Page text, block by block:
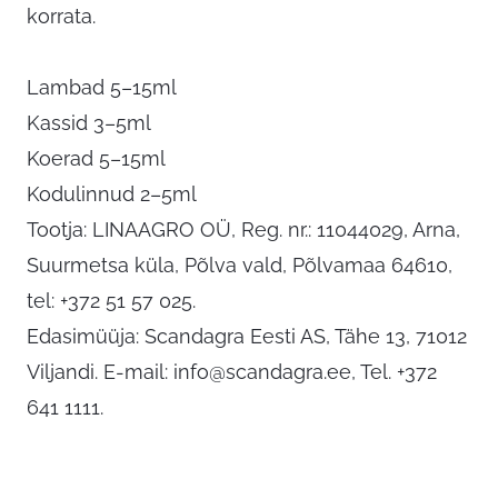
korrata.
Lambad 5–15ml
Kassid 3–5ml
Koerad 5–15ml
Kodulinnud 2–5ml
Tootja: LINAAGRO OÜ, Reg. nr.: 11044029, Arna,
Suurmetsa küla, Põlva vald, Põlvamaa 64610,
tel: +372 51 57 025.
Edasimüüja: Scandagra Eesti AS, Tähe 13, 71012
Viljandi. E-mail: info@scandagra.ee, Tel. +372
641 1111.